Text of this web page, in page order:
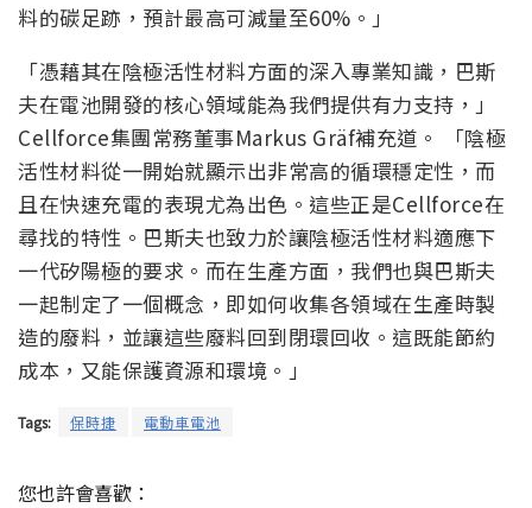
料的碳足跡，預計最高可減量至60%。」
「憑藉其在陰極活性材料方面的深入專業知識，巴斯
夫在電池開發的核心領域能為我們提供有力支持，」
Cellforce集團常務董事Markus Gräf補充道。 「陰極
活性材料從一開始就顯示出非常高的循環穩定性，而
且在快速充電的表現尤為出色。這些正是Cellforce在
尋找的特性。巴斯夫也致力於讓陰極活性材料適應下
一代矽陽極的要求。而在生產方面，我們也與巴斯夫
一起制定了一個概念，即如何收集各領域在生產時製
造的廢料，並讓這些廢料回到閉環回收。這既能節約
成本，又能保護資源和環境。」
Tags: 保時捷 電動車電池
您也許會喜歡：